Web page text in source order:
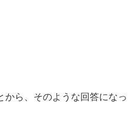
から、そのような回答になっ